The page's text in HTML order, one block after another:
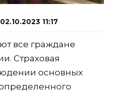
02.10.2023 11:17
все граждане
Страховая
основных